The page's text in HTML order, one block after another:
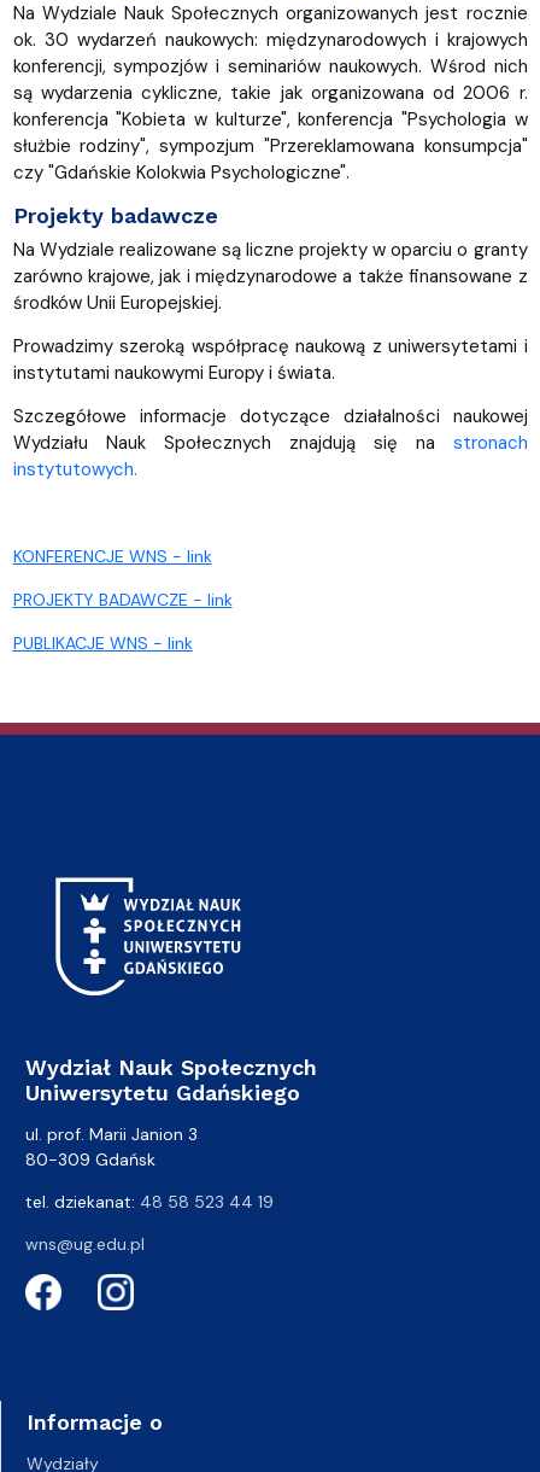
Na Wydziale Nauk Społecznych organizowanych jest rocznie
ok. 30 wydarzeń naukowych: międzynarodowych i krajowych
konferencji, sympozjów i seminariów naukowych. Wśrod nich
są wydarzenia cykliczne, takie jak organizowana od 2006 r.
konferencja "Kobieta w kulturze", konferencja "Psychologia w
służbie rodziny", sympozjum "Przereklamowana konsumpcja"
czy "Gdańskie Kolokwia Psychologiczne".
Projekty badawcze
Na Wydziale realizowane są liczne projekty w oparciu o granty
zarówno krajowe, jak i międzynarodowe a także finansowane z
środków Unii Europejskiej.
Prowadzimy szeroką współpracę naukową z uniwersytetami i
instytutami naukowymi Europy i świata.
Szczegółowe informacje dotyczące działalności naukowej
Wydziału Nauk Społecznych znajdują się na stronach
instytutowych.
KONFERENCJE WNS - link
PROJEKTY BADAWCZE - link
PUBLIKACJE WNS - link
Wydział Nauk Społecznych
Uniwersytetu Gdańskiego
ul. prof. Marii Janion 3
80-309 Gdańsk
tel. dziekanat: 48 58 523 44 19
wns@ug.edu.pl
Informacje o
Wydziały